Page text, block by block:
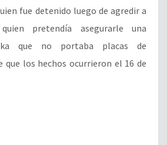
fue detenido luego de agredir a
pretendía asegurarle una
que no portaba placas de
que los hechos ocurrieron el 16 de